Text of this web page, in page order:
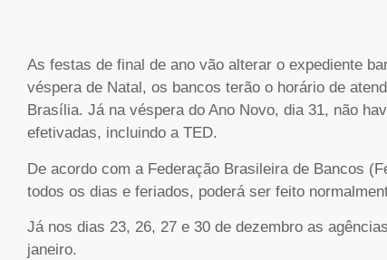
As festas de final de ano vão alterar o expediente
véspera de Natal, os bancos terão o horário de
Brasília. Já na véspera do Ano Novo, dia 31, não
efetivadas, incluindo a TED.
De acordo com a Federação Brasileira de Bancos
todos os dias e feriados, poderá ser feito
Já nos dias 23, 26, 27 e 30 de dezembro as
janeiro.